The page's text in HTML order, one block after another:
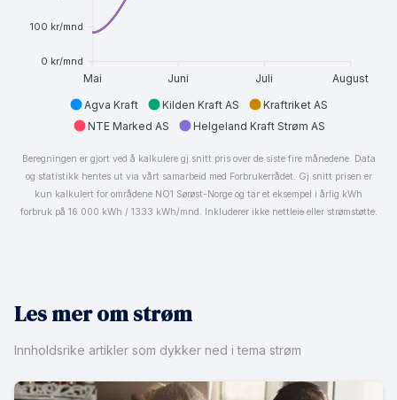
100 kr/mnd
0 kr/mnd
Mai Juni Juli August
Agva Kraft Kilden Kraft AS
Kraftriket AS
NTE Marked AS
Helgeland Kraft Strøm AS
Beregningen er gjort ved å kalkulere gj.snitt pris over de siste fire månedene. Data
og statistikk hentes ut via vårt samarbeid med Forbrukerrådet. Gj.snitt prisen er
kun kalkulert for områdene NO1 Sørøst-Norge og tar et eksempel i årlig kWh
forbruk på 16 000 kWh / 1333 kWh/mnd. Inkluderer ikke nettleie eller strømstøtte.
Les mer om strøm
Innholdsrike artikler som dykker ned i tema strøm